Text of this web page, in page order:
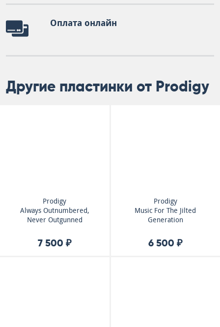
Оплата онлайн
Другие пластинки от Prodigy
Prodigy
Always Outnumbered,
Never Outgunned
7 500 ₽
Prodigy
Music For The Jilted
Generation
6 500 ₽